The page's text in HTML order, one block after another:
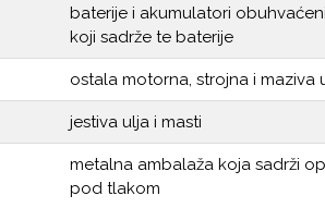
baterije i akumulatori
koji sadrže te baterije
ostala motorna, strojna i maziva
jestiva ulja i masti
metalna ambalaža koja sadrži
pod tlakom